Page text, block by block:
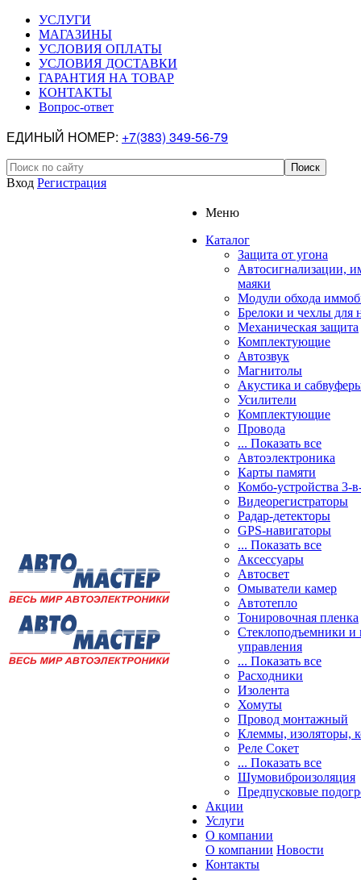
УСЛУГИ
МАГАЗИНЫ
УСЛОВИЯ ОПЛАТЫ
УСЛОВИЯ ДОСТАВКИ
ГАРАНТИЯ НА ТОВАР
КОНТАКТЫ
Вопрос-ответ
ЕДИНЫЙ НОМЕР: +7(383) 349-56-79
Вход Регистрация
Меню
Каталог
Защита от угона
Автосигнализации,
маяки
Модули обхода
Брелоки и чехлы для
Механическая защита
Комплектующие
Автозвук
Магнитолы
Акустика и
Усилители
Комплектующие
Провода
... Показать все
Автоэлектроника
Карты памяти
Комбо-устройства 3-
Видеорегистраторы
Радар-детекторы
GPS-навигаторы
... Показать все
Аксессуары
Автосвет
Омыватели камер
Автотепло
Тонировочная пленка
Стеклоподъемники и
управления
... Показать все
Расходники
Изолента
Хомуты
Провод монтажный
Клеммы, изоляторы,
Реле Сокет
... Показать все
Шумовиброизоляция
Предпусковые
Акции
Услуги
О компании
О компании Новости
Контакты